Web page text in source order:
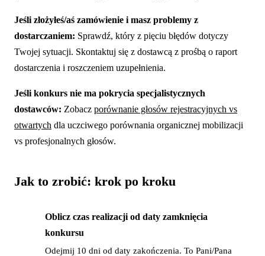
Jeśli złożyłeś/aś zamówienie i masz problemy z
dostarczaniem: Sprawdź, który z pięciu błędów dotyczy
Twojej sytuacji. Skontaktuj się z dostawcą z prośbą o raport
dostarczenia i roszczeniem uzupełnienia.
Jeśli konkurs nie ma pokrycia specjalistycznych
dostawców: Zobacz porównanie głosów rejestracyjnych vs
otwartych dla uczciwego porównania organicznej mobilizacji
vs profesjonalnych głosów.
Jak to zrobić: krok po kroku
Oblicz czas realizacji od daty zamknięcia
konkursu
Odejmij 10 dni od daty zakończenia. To Pani/Pana